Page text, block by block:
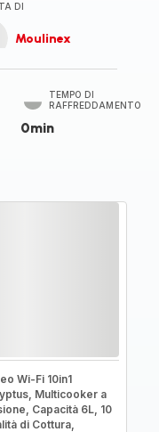
DI
Moulinex
TEMPO DI
RAFFREDDAMENTO
0min
Wi-Fi 10in1
Multicooker a
Capacità 6L, 10
di Cottura,